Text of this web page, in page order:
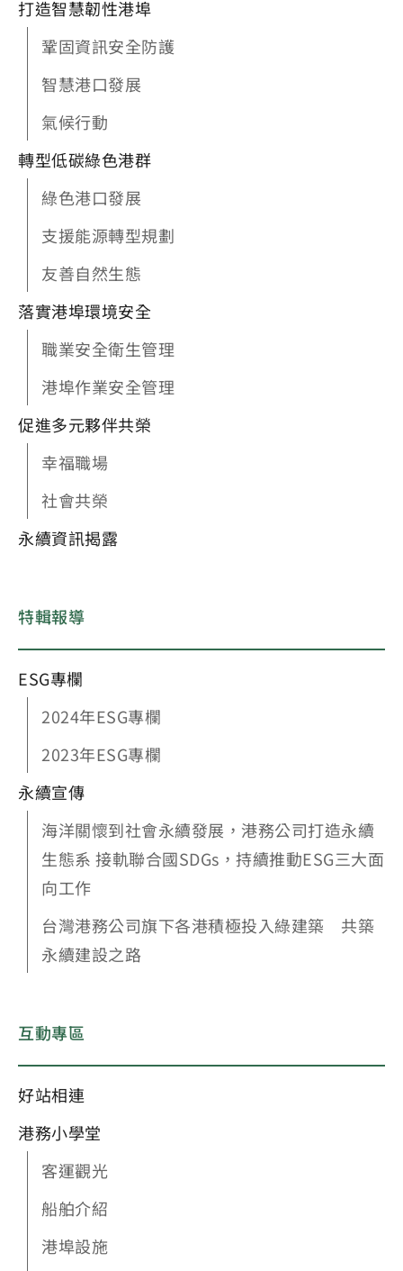
打造智慧韌性港埠
鞏固資訊安全防護
智慧港口發展
氣候行動
轉型低碳綠色港群
綠色港口發展
支援能源轉型規劃
友善自然生態
落實港埠環境安全
職業安全衛生管理
港埠作業安全管理
促進多元夥伴共榮
幸福職場
社會共榮
永續資訊揭露
特輯報導
ESG專欄
2024年ESG專欄
2023年ESG專欄
永續宣傳
海洋關懷到社會永續發展，港務公司打造永續
生態系 接軌聯合國SDGs，持續推動ESG三大面
向工作
台灣港務公司旗下各港積極投入綠建築 共築
永續建設之路
互動專區
好站相連
港務小學堂
客運觀光
船舶介紹
港埠設施